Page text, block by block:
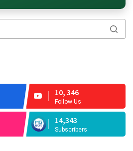
10, 346
Follow Us
14,343
Subscribers